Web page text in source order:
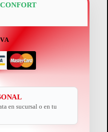
en sucursal o en tu